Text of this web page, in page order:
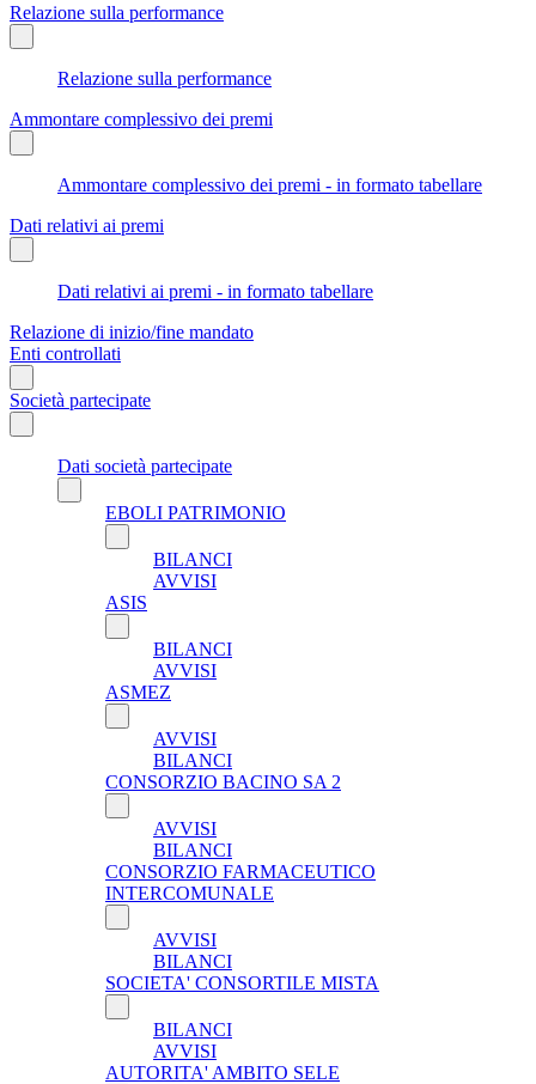
Relazione sulla performance
Relazione sulla performance
Ammontare complessivo dei premi
Ammontare complessivo dei premi - in formato tabellare
Dati relativi ai premi
Dati relativi ai premi - in formato tabellare
Relazione di inizio/fine mandato
Enti controllati
Società partecipate
Dati società partecipate
EBOLI PATRIMONIO
BILANCI
AVVISI
ASIS
BILANCI
AVVISI
ASMEZ
AVVISI
BILANCI
CONSORZIO BACINO SA 2
AVVISI
BILANCI
CONSORZIO FARMACEUTICO
INTERCOMUNALE
AVVISI
BILANCI
SOCIETA' CONSORTILE MISTA
BILANCI
AVVISI
AUTORITA' AMBITO SELE